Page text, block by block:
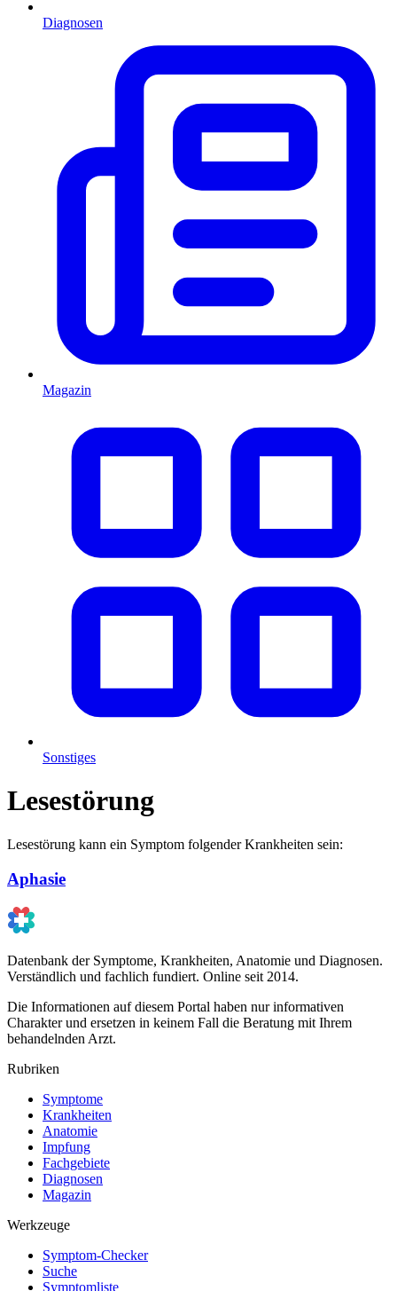
Diagnosen
Magazin
Sonstiges
Lesestörung
Lesestörung kann ein Symptom folgender Krankheiten sein:
Aphasie
Datenbank der Symptome, Krankheiten, Anatomie und Diagnosen.
Verständlich und fachlich fundiert. Online seit 2014.
Die Informationen auf diesem Portal haben nur informativen
Charakter und ersetzen in keinem Fall die Beratung mit Ihrem
behandelnden Arzt.
Rubriken
Symptome
Krankheiten
Anatomie
Impfung
Fachgebiete
Diagnosen
Magazin
Werkzeuge
Symptom-Checker
Suche
Symptomliste